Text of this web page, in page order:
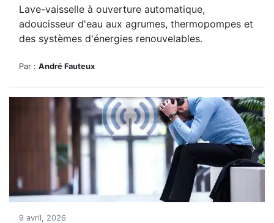
Lave-vaisselle à ouverture automatique,
adoucisseur d'eau aux agrumes, thermopompes et
des systèmes d'énergies renouvelables.
Par : André Fauteux
9 avril, 2026